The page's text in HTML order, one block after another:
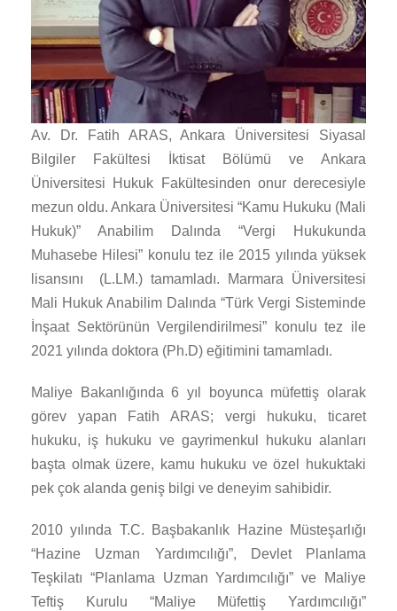
Av. Dr. Fatih ARAS, Ankara Üniversitesi Siyasal
Bilgiler Fakültesi İktisat Bölümü ve Ankara
Üniversitesi Hukuk Fakültesinden onur derecesiyle
mezun oldu. Ankara Üniversitesi “Kamu Hukuku (Mali
Hukuk)” Anabilim Dalında “Vergi Hukukunda
Muhasebe Hilesi” konulu tez ile 2015 yılında yüksek
lisansını (L.LM.) tamamladı. Marmara Üniversitesi
Mali Hukuk Anabilim Dalında “Türk Vergi Sisteminde
İnşaat Sektörünün Vergilendirilmesi” konulu tez ile
2021 yılında doktora (Ph.D) eğitimini tamamladı.
Maliye Bakanlığında 6 yıl boyunca müfettiş olarak
görev yapan Fatih ARAS; vergi hukuku, ticaret
hukuku, iş hukuku ve gayrimenkul hukuku alanları
başta olmak üzere, kamu hukuku ve özel hukuktaki
pek çok alanda geniş bilgi ve deneyim sahibidir.
2010 yılında T.C. Başbakanlık Hazine Müsteşarlığı
“Hazine Uzman Yardımcılığı”, Devlet Planlama
Teşkilatı “Planlama Uzman Yardımcılığı” ve Maliye
Teftiş Kurulu “Maliye Müfettiş Yardımcılığı”